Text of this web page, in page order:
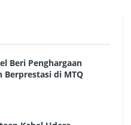
Beri Penghargaan
Berprestasi di MTQ